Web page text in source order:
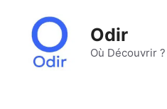
contenu
Odir
Où Découvrir